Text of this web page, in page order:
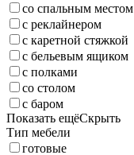
со спальным местом
с реклайнером
с каретной стяжкой
с бельевым ящиком
с полками
со столом
с баром
Показать ещёСкрыть
Тип мебели
готовые